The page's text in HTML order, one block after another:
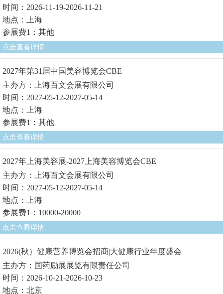
时间：2026-11-19-2026-11-21
地点：上海
参展费1：其他
点击查看详情
2027年第31届中国美容博览会CBE
主办方：上海百文会展有限公司
时间：2027-05-12-2027-05-14
地点：上海
参展费1：其他
点击查看详情
2027年上海美容展-2027上海美容博览会CBE
主办方：上海百文会展有限公司
时间：2027-05-12-2027-05-14
地点：上海
参展费1：10000-20000
点击查看详情
2026(秋）健康营养博览会招商|大健康行业年度盛会
主办方：国药励展展览有限责任公司
时间：2026-10-21-2026-10-23
地点：北京